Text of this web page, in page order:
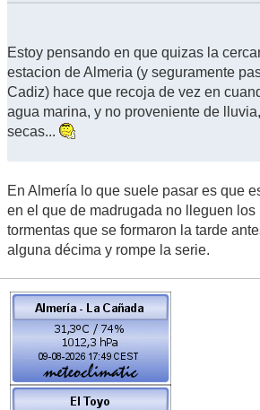
Estoy pensando en que quizas la
estacion de Almeria (y seguramente
Cadiz) hace que recoja de vez en
agua marina, y no proveniente de
secas...
En Almería lo que suele pasar es que
en el que de madrugada no lleguen los
tormentas que se formaron la tarde
alguna décima y rompe la serie.